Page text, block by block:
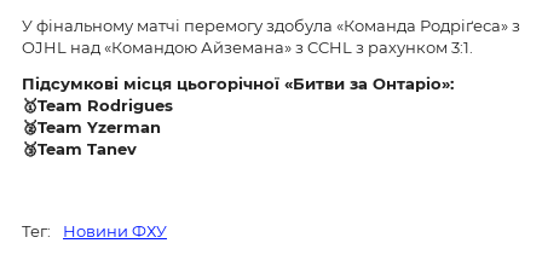
У фінальному матчі перемогу здобула «Команда Родріґеса» з
OJHL над «Командою Айземана» з CCHL з рахунком 3:1.
Підсумкові місця цьогорічної «Битви за Онтаріо»:
🥇Team Rodrigues
🥈Team Yzerman
🥉Team Tanev
Тег: Новини ФХУ